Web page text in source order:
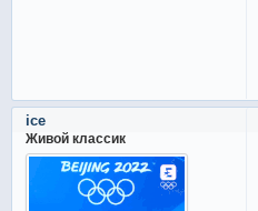
ice
Живой классик